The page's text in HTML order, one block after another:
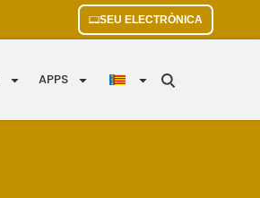
SEU ELECTRÒNICA
APPS